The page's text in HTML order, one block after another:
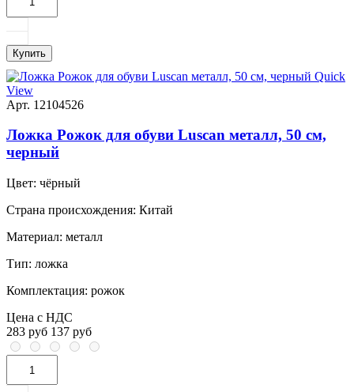
Купить
Quick
View
Арт. 12104526
Ложка Рожок для обуви Luscan металл, 50 см,
черный
Цвет: чёрный
Страна происхождения: Китай
Материал: металл
Тип: ложка
Комплектация: рожок
Цена с НДС
283 руб 137 руб